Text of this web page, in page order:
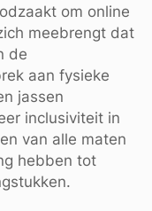
om online
meebrengt dat
de
aan fysieke
jassen
inclusiviteit in
van alle maten
hebben tot